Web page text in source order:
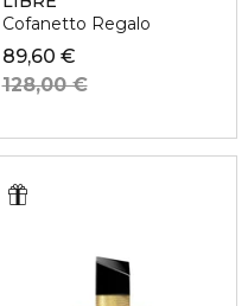
Cofanetto Regalo
89,60 €
128,00 €